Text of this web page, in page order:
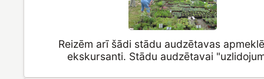
Reizēm arī šādi stādu audzētavas
ekskursanti. Stādu audzētavai